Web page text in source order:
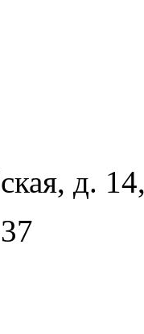
д.